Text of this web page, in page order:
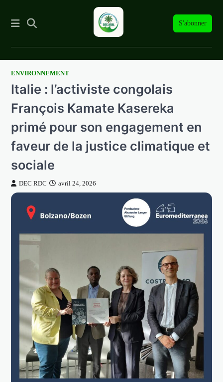
S'abonner
SkipENVIRONNEMENT
Italie : l’activiste congolais
François Kamate Kasereka
primé pour son engagement en
faveur de la justice climatique et
sociale
DEC RDC avril 24, 2026